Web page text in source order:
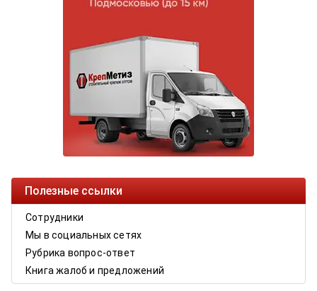
Полезные ссылки
Сотрудники
Мы в социальных сетях
Рубрика вопрос-ответ
Книга жалоб и предложений